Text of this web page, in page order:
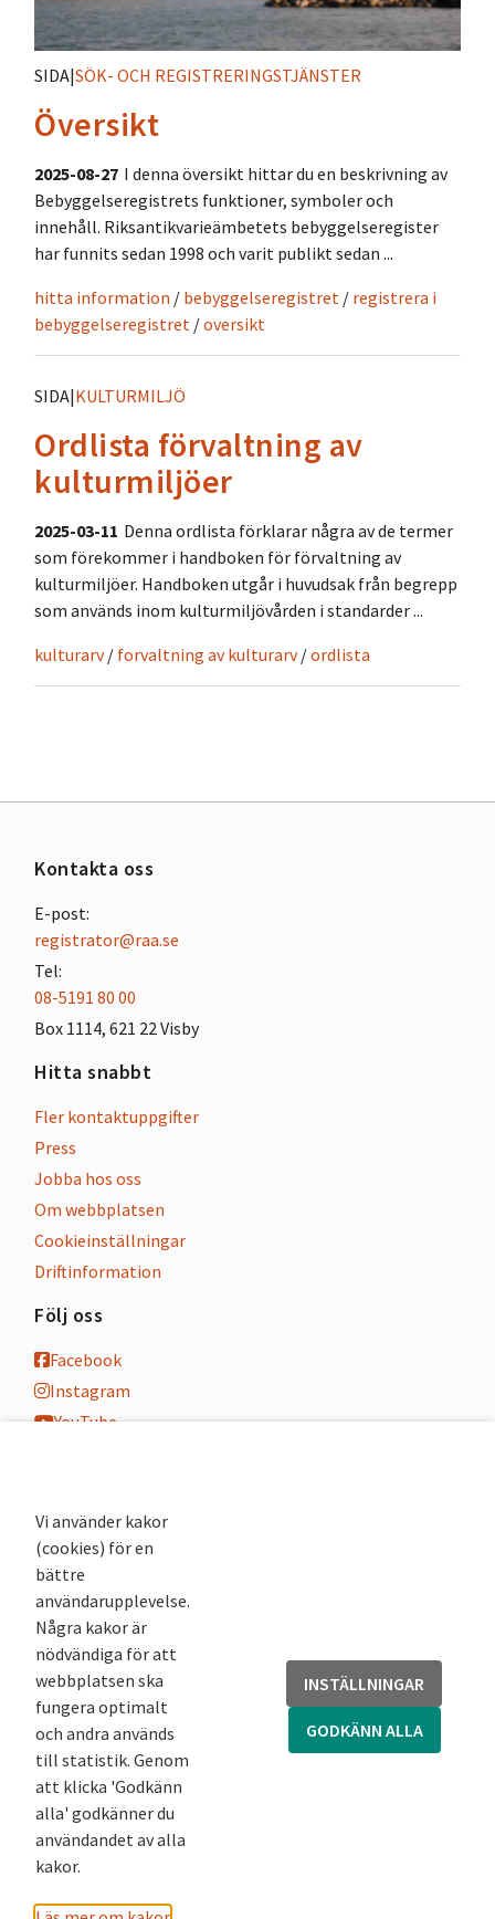
SIDA|SÖK- OCH REGISTRERINGSTJÄNSTER
Översikt
2025-08-27 I denna översikt hittar du en beskrivning av
Bebyggelseregistrets funktioner, symboler och
innehåll. Riksantikvarieämbetets bebyggelseregister
har funnits sedan 1998 och varit publikt sedan ...
hitta information / bebyggelseregistret / registrera i
bebyggelseregistret /oversikt
SIDA|KULTURMILJÖ
Ordlista förvaltning av
kulturmiljöer
2025-03-11 Denna ordlista förklarar några av de termer
som förekommer i handboken för förvaltning av
kulturmiljöer. Handboken utgår i huvudsak från begrepp
som används inom kulturmiljövården i standarder ...
kulturarv / forvaltning av kulturarv /ordlista
Kontakta oss
E-post:
registrator@raa.se
Tel:
08-5191 80 00
Box 1114, 621 22 Visby
Hitta snabbt
Fler kontaktuppgifter
Press
Jobba hos oss
Om webbplatsen
Cookieinställningar
Driftinformation
Följ oss
Facebook
Instagram
YouTube
Nyhetsbrev
Andra webbplatser
Arkivsök
Fornsök
Fornreg
Bebyggelseregistret
Runor
Kringla
Vi använder kakor
(cookies) för en
bättre
användarupplevelse.
Några kakor är
nödvändiga för att
webbplatsen ska
fungera optimalt
och andra används
till statistik. Genom
att klicka 'Godkänn
alla' godkänner du
användandet av alla
kakor.
INSTÄLLNINGAR
GODKÄNN ALLA